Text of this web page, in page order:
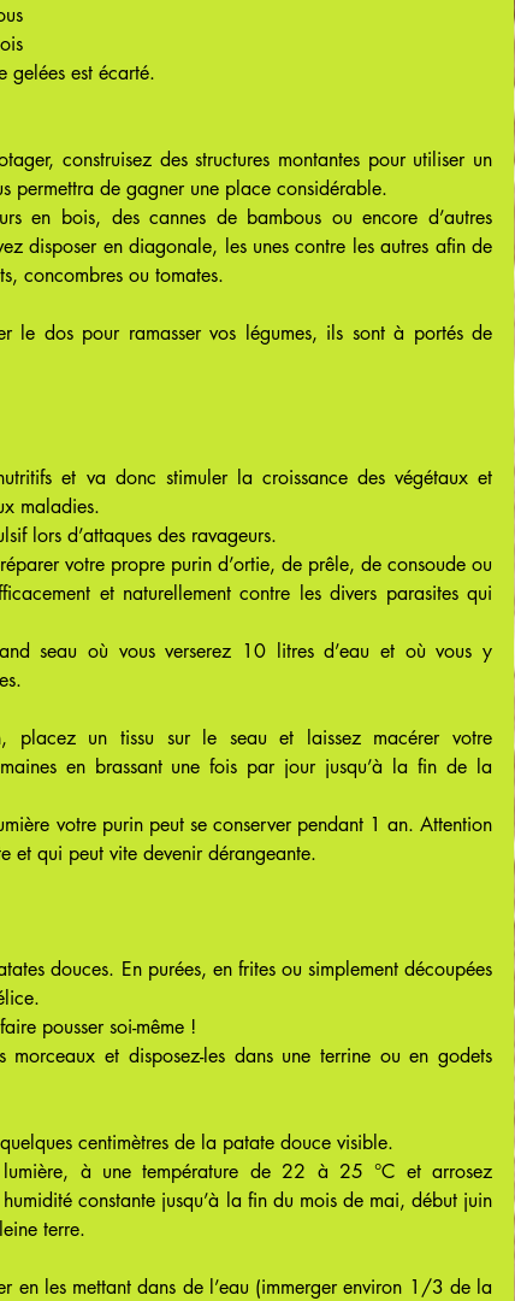
gelées est écarté.
construisez des structures montantes pour utiliser un
permettra de gagner une place considérable.
en bois, des cannes de bambous ou encore d’autres
disposer en diagonale, les unes contre les autres afin de
concombres ou tomates.
le dos pour ramasser vos légumes, ils sont à portés de
et va donc stimuler la croissance des végétaux et
maladies.
lors d’attaques des ravageurs.
votre propre purin d’ortie, de prêle, de consoude ou
et naturellement contre les divers parasites qui
seau où vous verserez 10 litres d’eau et où vous y
placez un tissu sur le seau et laissez macérer votre
en brassant une fois par jour jusqu’à la fin de la
votre purin peut se conserver pendant 1 an. Attention
et qui peut vite devenir dérangeante.
douces. En purées, en frites ou simplement découpées
pousser soi-même !
morceaux et disposez-les dans une terrine ou en godets
centimètres de la patate douce visible.
à une température de 22 à 25 °C et arrosez
constante jusqu’à la fin du mois de mai, début juin
terre.
en les mettant dans de l’eau (immerger environ 1/3 de la